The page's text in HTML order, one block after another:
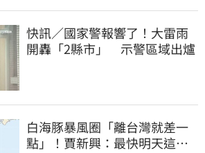
快訊／國家警報響了！大雷雨
開轟「2縣市」 示警區域出爐
白海豚暴風圈「離台灣就差一
點」！賈新興：最快明天這時